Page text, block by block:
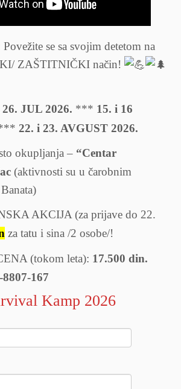
se sa svojim detetom na
ZAŠTITNIČKI način!
JUL 2026. *** 15. i 16
22. i 23. AVGUST 2026.
okupljanja – “Centar
(aktivnosti su u čarobnim
AKCIJA (za prijave do 22.
za tatu i sina /2 osobe/!
(tokom leta): 17.500 din.
8807-167
Kamp 2026